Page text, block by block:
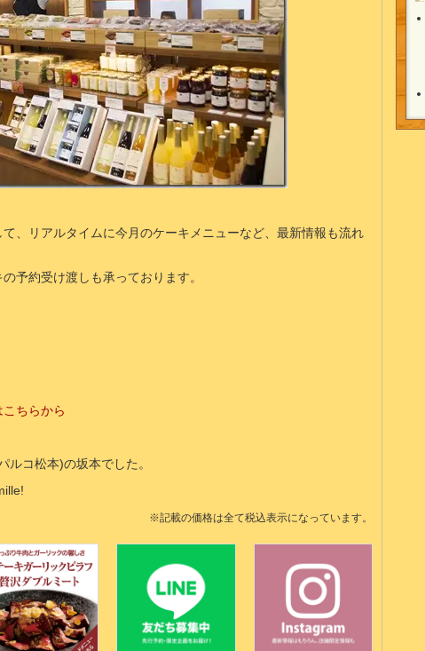
、リアルタイムに今月のケーキメニューなど、最新情報も流れ
予約受け渡しも承っております。
ちらから
ルコ松本)の坂本でした。
※記載の価格は全て税込表示になっています。